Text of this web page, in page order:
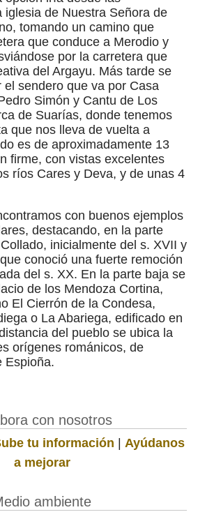
iglesia de Nuestra Señora de
tomando un camino que
que conduce a Merodio y
por la carretera que
del Argayu. Más tarde se
sendero que va por Casa
Simón y Cantu de Los
de Suarías, donde tenemos
que nos lleva de vuelta a
es de aproximadamente 13
firme, con vistas excelentes
ríos Cares y Deva, y de unas 4
con buenos ejemplos
destacando, en la parte
inicialmente del s. XVII y
conoció una fuerte remoción
del s. XX. En la parte baja se
de los Mendoza Cortina,
El Cierrón de la Condesa,
o La Abariega, edificado en
del pueblo se ubica la
orígenes románicos, de
Espioña.
con nosotros
tu información | Ayúdanos
a mejorar
ambiente